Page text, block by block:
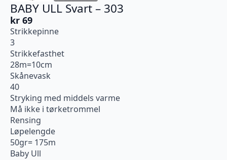
BABY ULL Svart – 303
kr 69
Strikkepinne
3
Strikkefasthet
28m=10cm
Skånevask
40
Stryking med middels varme
Må ikke i tørketrommel
Rensing
Løpelengde
50gr= 175m
Baby Ull